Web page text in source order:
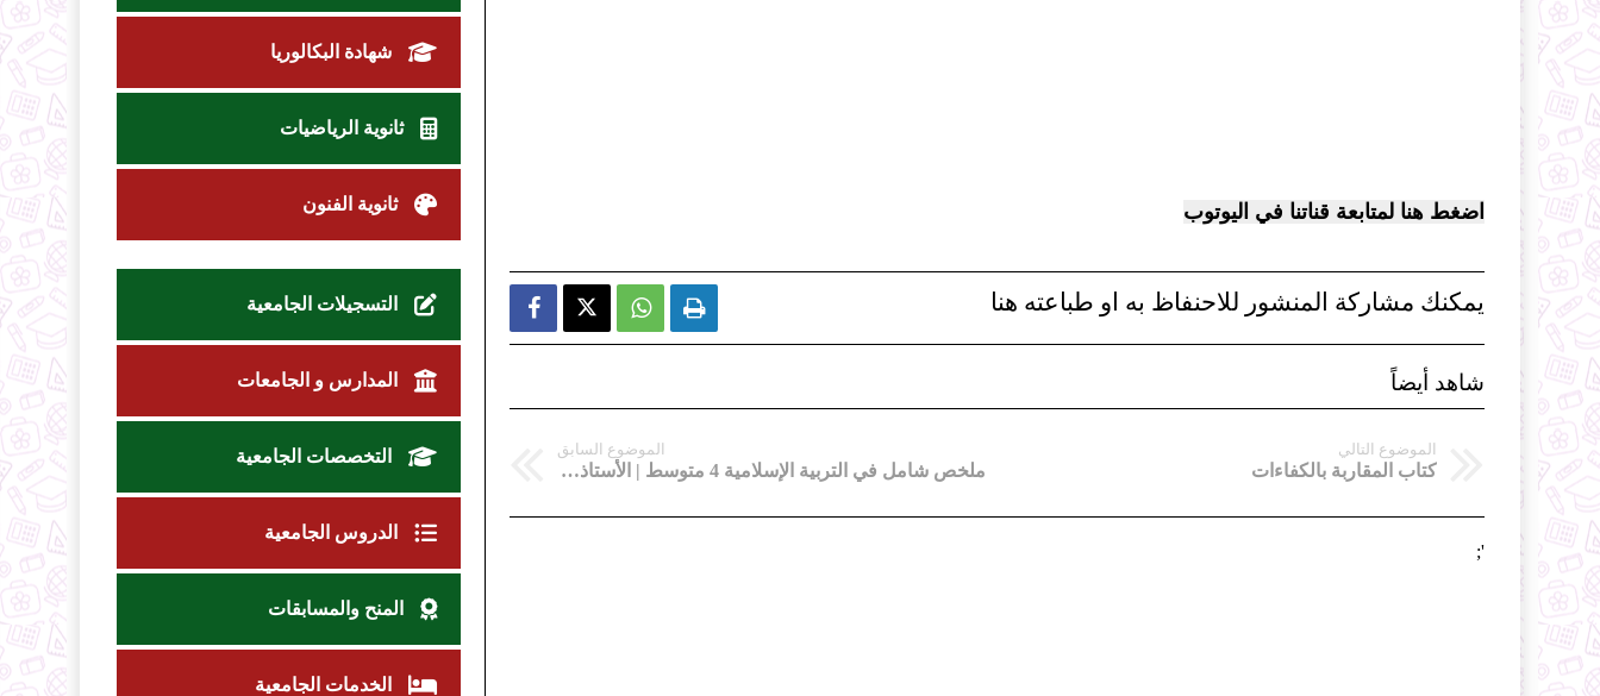
اضغط هنا لمتابعة قناتنا في اليوتوب
يمكنك مشاركة المنشور للاحنفاظ به او طباعته هنا   
شاهد أيضاً
الموضوع التالي
كتاب المقاربة بالكفاءات
الموضوع السابق
ملخص شامل في التربية الإسلامية 4 متوسط | الأستاذ نورالدين جغلولملخص شامل في التربية الإسلامية 4 متوسط | الأستاذ نورالدين جغلول
';
شهادة البكالوريا
ثانوية الرياضيات
ثانوية الفنون
التسجيلات الجامعية
المدارس و الجامعات
التخصصات الجامعية
الدروس الجامعية
المنح والمسابقات
الخدمات الجامعية